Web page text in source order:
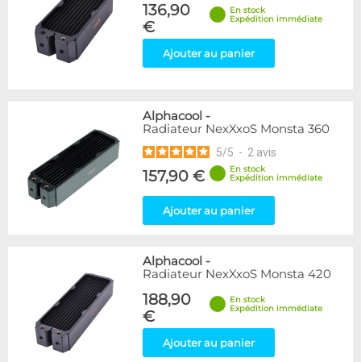
136,90
€
En stock
Expédition immédiate
Ajouter au panier
Alphacool -
Radiateur NexXxoS Monsta 360
5/5 - 2 avis
157,90 €
En stock
Expédition immédiate
Ajouter au panier
Alphacool -
Radiateur NexXxoS Monsta 420
188,90
€
En stock
Expédition immédiate
Ajouter au panier